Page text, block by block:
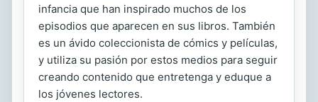
infancia que han inspirado muchos de los
episodios que aparecen en sus libros. También
es un ávido coleccionista de cómics y películas,
y utiliza su pasión por estos medios para seguir
creando contenido que entretenga y eduque a
los jóvenes lectores.